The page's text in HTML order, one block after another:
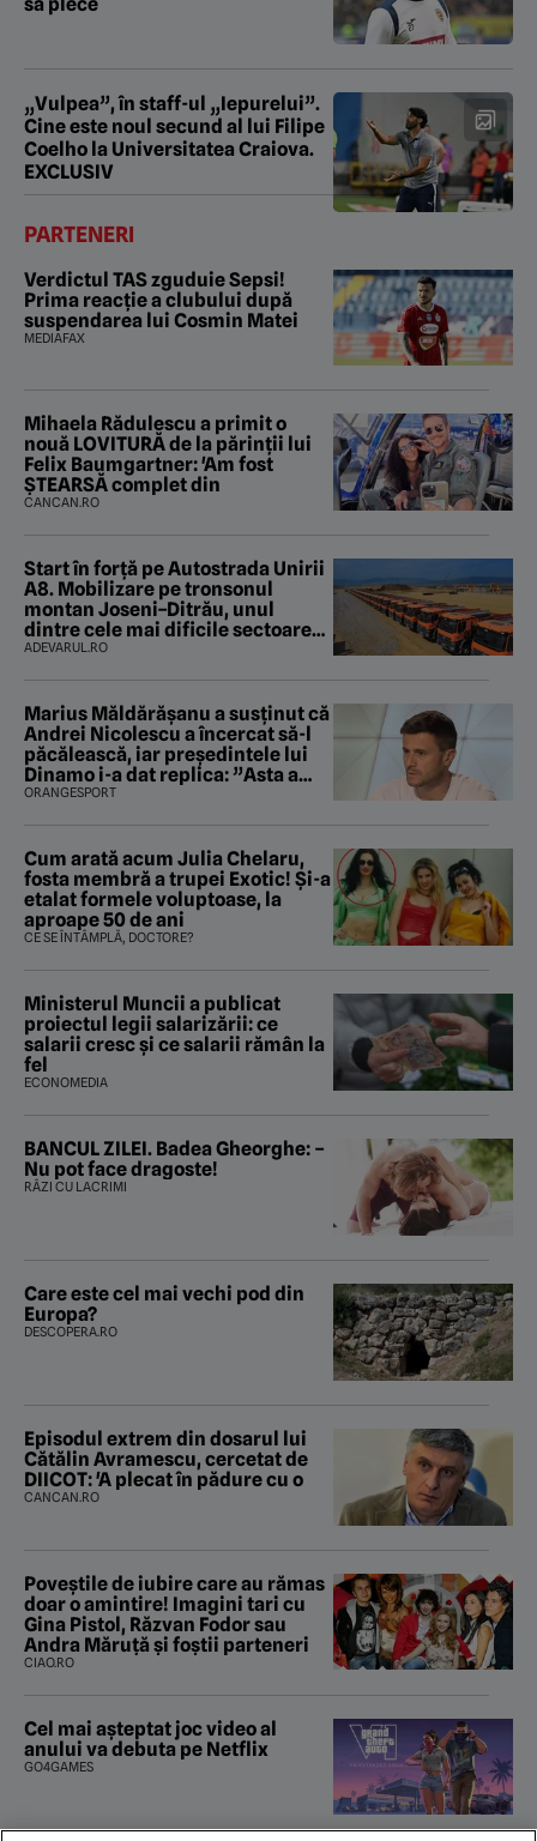
„Vulpea”, în staff-ul „Iepurelui”.
Cine este noul secund al lui Filipe
Coelho la Universitatea Craiova.
EXCLUSIV
PARTENERI
Verdictul TAS zguduie Sepsi!
Prima reacție a clubului după
suspendarea lui Cosmin Matei
MEDIAFAX
Mihaela Rădulescu a primit o
nouă LOVITURĂ de la părinții lui
Felix Baumgartner: 'Am fost
ȘTEARSĂ complet din
CANCAN.RO
Start în forță pe Autostrada Unirii
A8. Mobilizare pe tronsonul
montan Joseni–Ditrău, unul
dintre cele mai dificile sectoare
care traversează Carpații
ADEVARUL.RO
Marius Măldărăşanu a susţinut că
Andrei Nicolescu a încercat să-l
păcălească, iar preşedintele lui
Dinamo i-a dat replica: ”Asta a
fost istoria”
ORANGESPORT
Cum arată acum Julia Chelaru,
fosta membră a trupei Exotic! Și-a
etalat formele voluptoase, la
aproape 50 de ani
CE SE ÎNTÂMPLĂ, DOCTORE?
Ministerul Muncii a publicat
proiectul legii salarizării: ce
salarii cresc și ce salarii rămân la
fel
ECONOMEDIA
BANCUL ZILEI. Badea Gheorghe: –
Nu pot face dragoste!
RÂZI CU LACRIMI
Care este cel mai vechi pod din
Europa?
DESCOPERA.RO
Episodul extrem din dosarul lui
Cătălin Avramescu, cercetat de
DIICOT: 'A plecat în pădure cu o
CANCAN.RO
Poveştile de iubire care au rămas
doar o amintire! Imagini tari cu
Gina Pistol, Răzvan Fodor sau
Andra Măruţă şi foştii parteneri
CIAO.RO
Cel mai așteptat joc video al
anului va debuta pe Netflix
GO4GAMES